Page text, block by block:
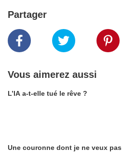
Partager
Vous aimerez aussi
L’IA a-t-elle tué le rêve ?
Une couronne dont je ne veux pas